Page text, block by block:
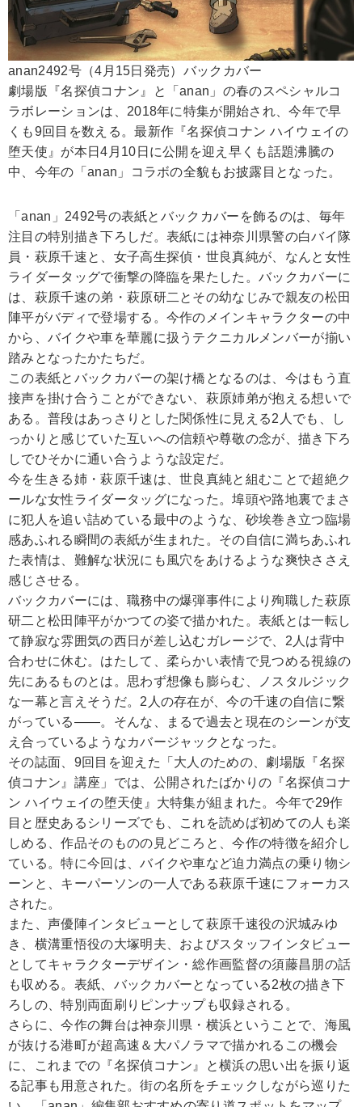
anan2492号（4月15日発売）バックカバー
劇場版『名探偵コナン』と「anan」の春のスペシャルコ
ラボレーションは、2018年に特集が開始され、今年で早
くも9回目を数える。最新作『名探偵コナン ハイウェイの
堕天使』が本日4月10日に公開を迎え早くも話題沸騰の
中、今年の「anan」コラボの全貌もお披露目となった。
「anan」2492号の表紙とバックカバーを飾るのは、毎年
注目の特別描き下ろしだ。表紙には神奈川県警の白バイ隊
員・萩原千速と、女子高生探偵・世良真純が、なんと女性
ライダータッグで衝撃の降臨を果たした。バックカバーに
は、萩原千速の弟・萩原研二とその幼なじみで親友の松田
陣平がバディで登場する。今作のメインキャラクターの中
から、バイクや車を華麗に扱うテクニカルメンバーが揃い
踏みとなったかたちだ。
この表紙とバックカバーの架け橋となるのは、今はもう直
接声を掛け合うことができない、萩原姉弟が抱える想いで
ある。普段はあっさりとした関係性に見える2人でも、し
っかりと感じていた互いへの信頼や尊敬の念が、描き下ろ
しでひそかに通い合うような設定だ。
今を生きる姉・萩原千速は、世良真純と組むことで超絶ク
ールな女性ライダータッグになった。埠頭や路地裏でまさ
に犯人を追い詰めている最中のような、砂埃巻き立つ臨場
感あふれる瞬間の表紙が生まれた。その自信に満ちあふれ
た表情は、難解な状況にも風穴をあけるような爽快ささえ
感じさせる。
バックカバーには、職務中の爆弾事件により殉職した萩原
研二と松田陣平がかつての姿で描かれた。表紙とは一転し
て静寂な雰囲気の西日が差し込むガレージで、2人は背中
合わせに休む。はたして、柔らかい表情で見つめる視線の
先にあるものとは。思わず想像も膨らむ、ノスタルジック
な一幕と言えそうだ。2人の存在が、今の千速の自信に繋
がっている――。そんな、まるで過去と現在のシーンが支
え合っているようなカバージャックとなった。
その誌面、9回目を迎えた「大人のための、劇場版『名探
偵コナン』講座」では、公開されたばかりの『名探偵コナ
ン ハイウェイの堕天使』大特集が組まれた。今年で29作
目と歴史あるシリーズでも、これを読めば初めての人も楽
しめる、作品そのものの見どころと、今作の特徴を紹介し
ている。特に今回は、バイクや車など迫力満点の乗り物シ
ーンと、キーパーソンの一人である萩原千速にフォーカス
された。
また、声優陣インタビューとして萩原千速役の沢城みゆ
き、横溝重悟役の大塚明夫、およびスタッフインタビュー
としてキャラクターデザイン・総作画監督の須藤昌朋の話
も収める。表紙、バックカバーとなっている2枚の描き下
ろしの、特別両面刷りピンナップも収録される。
さらに、今作の舞台は神奈川県・横浜ということで、海風
が抜ける港町が超高速＆大パノラマで描かれるこの機会
に、これまでの『名探偵コナン』と横浜の思い出を振り返
る記事も用意された。街の名所をチェックしながら巡りた